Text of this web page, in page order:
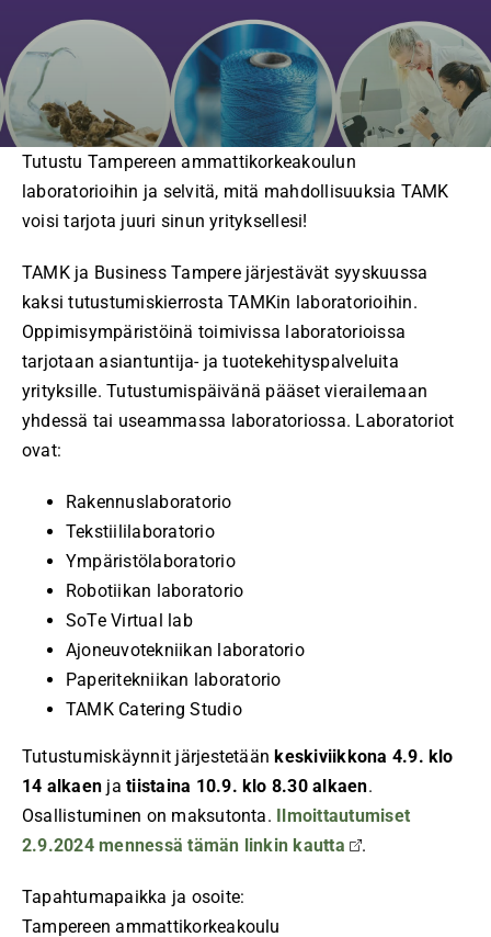
Tutustu Tampereen ammattikorkeakoulun
laboratorioihin ja selvitä, mitä mahdollisuuksia TAMK
voisi tarjota juuri sinun yrityksellesi!
TAMK ja Business Tampere järjestävät syyskuussa
kaksi tutustumiskierrosta TAMKin laboratorioihin.
Oppimisympäristöinä toimivissa laboratorioissa
tarjotaan asiantuntija- ja tuotekehityspalveluita
yrityksille. Tutustumispäivänä pääset vierailemaan
yhdessä tai useammassa laboratoriossa. Laboratoriot
ovat:
Rakennuslaboratorio
Tekstiililaboratorio
Ympäristölaboratorio
Robotiikan laboratorio
SoTe Virtual lab
Ajoneuvotekniikan laboratorio
Paperitekniikan laboratorio
TAMK Catering Studio
Tutustumiskäynnit järjestetäänkeskiviikkona 4.9. klo
14 alkaen jatiistaina 10.9. klo 8.30 alkaen.
Osallistuminen on maksutonta. Ilmoittautumiset
2.9.2024 mennessä tämän linkin kautta
.
Tapahtumapaikka ja osoite:
Tampereen ammattikorkeakoulu